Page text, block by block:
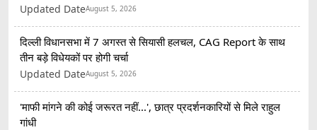
Updated DateAugust 5, 2026
दिल्ली विधानसभा में 7 अगस्त से सियासी हलचल, CAG Report के साथ
तीन बड़े विधेयकों पर होगी चर्चा
Updated DateAugust 5, 2026
'माफी मांगने की कोई जरूरत नहीं...', छात्र प्रदर्शनकारियों से मिले राहुल
गांधी